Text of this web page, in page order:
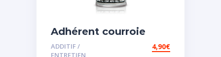
Adhérent courroie
ADDITIF /
ENTRETIEN
4,90€